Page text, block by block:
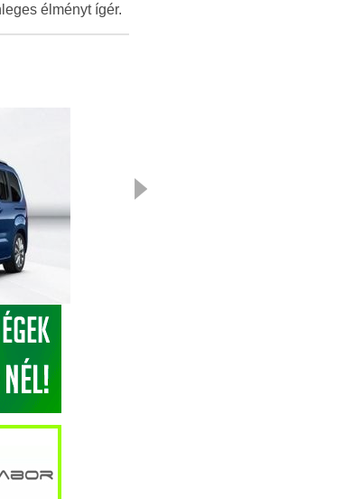
élményt ígér.